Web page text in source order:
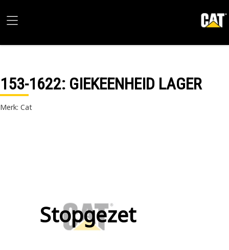
153-1622: GIEKEENHEID LAGER
Merk: Cat
Stopgezet